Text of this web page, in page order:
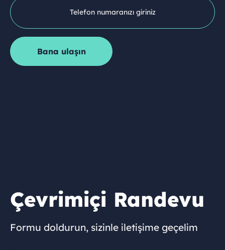
Çevrimiçi Randevu
Formu doldurun, sizinle iletişime geçelim